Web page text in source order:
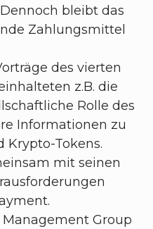
bleibt das
Zahlungsmittel
des vierten
z.B. die
Rolle des
Informationen zu
Krypto-Tokens.
mit seinen
Management Group